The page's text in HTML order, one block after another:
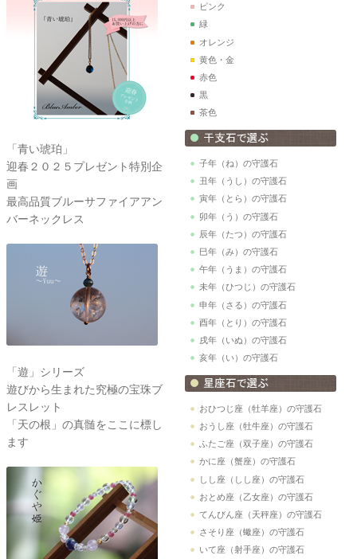
「青い琥珀」
迎春２０２５プレゼント特別企
画
最高品質ブルーサファイアアン
バーネックレス
「遊」シリーズ
遊びから生まれた究極の宝珠ブ
レスレット
「天の根」の真髄をここに標し
ます
ピンク
緑
オレンジ
黄色・金
赤色
黒
茶色
子年（ね）の守護石
丑年（うし）の守護石
寅年（とら）の守護石
卯年（う）の守護石
辰年（たつ）の守護石
巳年（み）の守護石
午年（うま）の守護石
未年（ひつじ）の守護石
申年（さる）の守護石
酉年（とり）の守護石
戌年（いぬ）の守護石
亥年（い）の守護石
おひつじ座（牡羊座）の守護石
おうし座（牡牛座）の守護石
ふたご座（双子座）の守護石
かに座（蟹座）の守護石
しし座（しし座）の守護石
おとめ座（乙女座）の守護石
てんびん座（天秤座）の守護石
さそり座（蠍座）の守護石
いて座（射手座）の守護石